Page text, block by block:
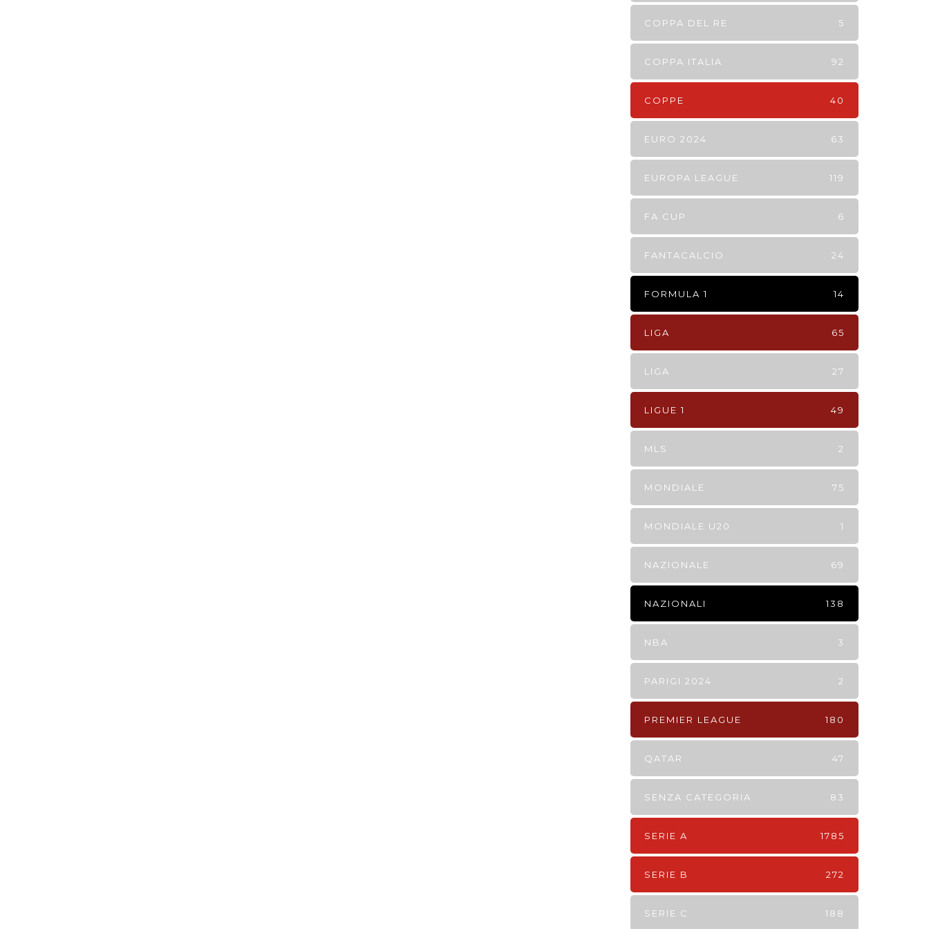
COPPA DEL RE 5
COPPA ITALIA 92
COPPE 40
EURO 2024 63
EUROPA LEAGUE 119
FA CUP 6
FANTACALCIO 24
FORMULA 1 14
LIGA 65
LIGA 27
LIGUE 1 49
MLS 2
MONDIALE 75
MONDIALE U20 1
NAZIONALE 69
NAZIONALI 138
NBA 3
PARIGI 2024 2
PREMIER LEAGUE 180
QATAR 47
SENZA CATEGORIA 83
SERIE A 1785
SERIE B 272
SERIE C 188